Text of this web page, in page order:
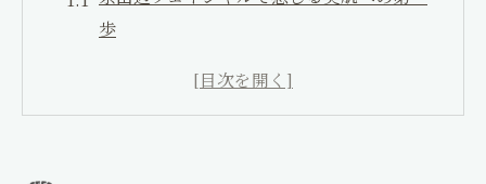
0774-26-8387
Facial&Este KAGURA
0774-26-8386
京都府京田辺市興戸町田2
歩